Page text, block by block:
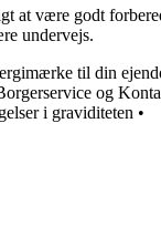
være godt
undervejs.
til din
og
i graviditeten •